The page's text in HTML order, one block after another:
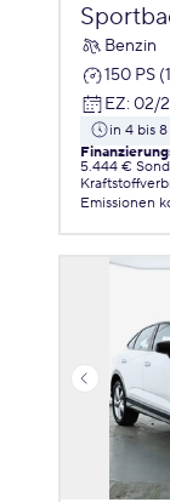
Benzin
150 PS
EZ: 02/
in 4 bis
5.444 €
Emissionen